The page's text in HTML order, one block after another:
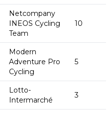
Netcompany
INEOS Cycling
Team
10
Modern
Adventure Pro
Cycling
5
Lotto-
Intermarché
3